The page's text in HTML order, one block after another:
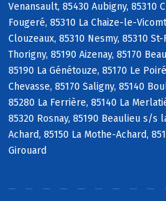
Venansault, 85430 Aubigny, 85310
Fougeré, 85310 La Chaize-le-
Clouzeaux, 85310 Nesmy, 85310
Thorigny, 85190 Aizenay, 85170
85190 La Génétouze, 85170 Le
Chevasse, 85170 Saligny, 85140
85280 La Ferrière, 85140 La
85320 Rosnay, 85190 Beaulieu s/s
Achard, 85150 La Mothe-Achard,
Girouard